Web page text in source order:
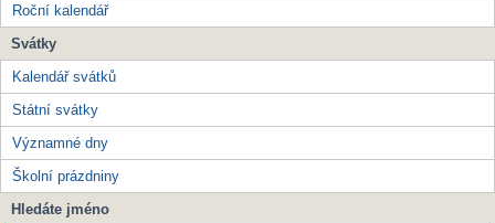
Roční kalendář
Svátky
Kalendář svátků
Státní svátky
Významné dny
Školní prázdniny
Hledáte jméno